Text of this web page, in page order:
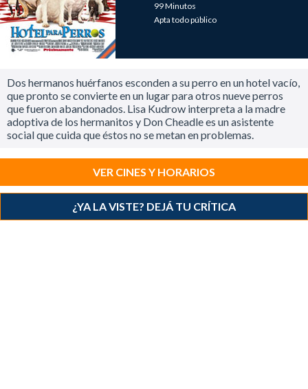
99 Minutos
Apta todo público
Dos hermanos huérfanos esconden a su perro en un hotel vacío,
que pronto se convierte en un lugar para otros nueve perros
que fueron abandonados. Lisa Kudrow interpreta a la madre
adoptiva de los hermanitos y Don Cheadle es un asistente
social que cuida que éstos no se metan en problemas.
VER CINES Y HORARIOS
¿YA LA VISTE? DEJÁ TU CRÍTICA